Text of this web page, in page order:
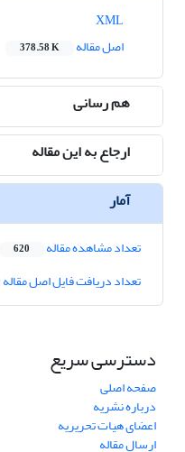
اصل مقاله
378.58 K
هم رسانی
ارجاع به این مقاله
آمار
تعداد مشاهده مقاله 620
تعداد دریافت فایل اصل مقاله
دسترسی سریع
صفحه اصلی
درباره نشریه
اعضای هیات تحریریه
ارسال مقاله